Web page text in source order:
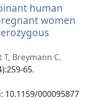
human
women
Breymann C.
65.
‎: 10.1159/000095877